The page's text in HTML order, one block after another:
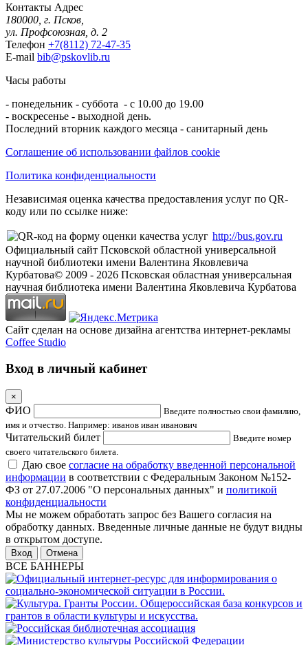
Контакты Адрес
180000, г. Псков,
ул. Профсоюзная, д. 2
Телефон +7(8112) 72-47-35
E-mail bib@pskovlib.ru
Часы работы
- понедельник - суббота - с 10.00 до 19.00
- воскресенье - выходной день.
Последний вторник каждого месяца - санитарный день
Соглашение об использовании файлов cookie
Политика конфиденциальности
Независимая оценка качества предоставления услуг по QR-
коду или по ссылке ниже:
http://bus.gov.ru
Официальный сайт Псковской областной универсальной
научной библиотеки имени Валентина Яковлевича
Курбатова© 2009 - 2026 Псковская областная универсальная
научная библиотека имени Валентина Яковлевича Курбатова
Сайт сделан на основе дизайна агентства интернет-рекламы
Coffee Studio
Вход в личный кабинет
×
ФИО
Введите полностью свои фамилию,
имя и отчество. Например: иванов иван иванович
Читательский билет
Введите номер
своего читательского билета.
Даю свое согласие на обработку введенной персональной
информации в соответствии с Федеральным Законом №152-
ФЗ от 27.07.2006 "О персональных данных" и политикой
конфиденциальности
Мы не можем обработать запрос без Вашего согласия на
обработку данных. Введенные личные данные не будут видны
в открытом доступе.
Отмена
ВСЕ БАННЕРЫ